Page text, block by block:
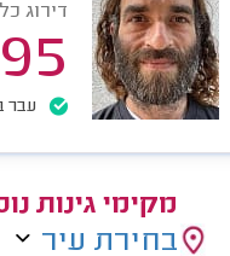
דירוג
עבר
מקימי גינות
בחירת עיר